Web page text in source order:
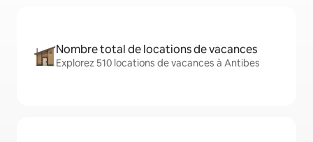
Nombre total de locations de vacances
Explorez 510 locations de vacances à Antibes